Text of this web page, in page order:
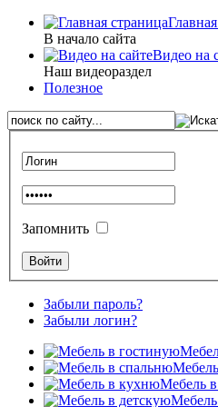
В начало сайта
Видео на
Наш видеораздел
Полезное
Запомнить
Забыли пароль?
Забыли логин?
Мебель